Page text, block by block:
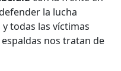
la lucha
todas las víctimas
nos tratan de